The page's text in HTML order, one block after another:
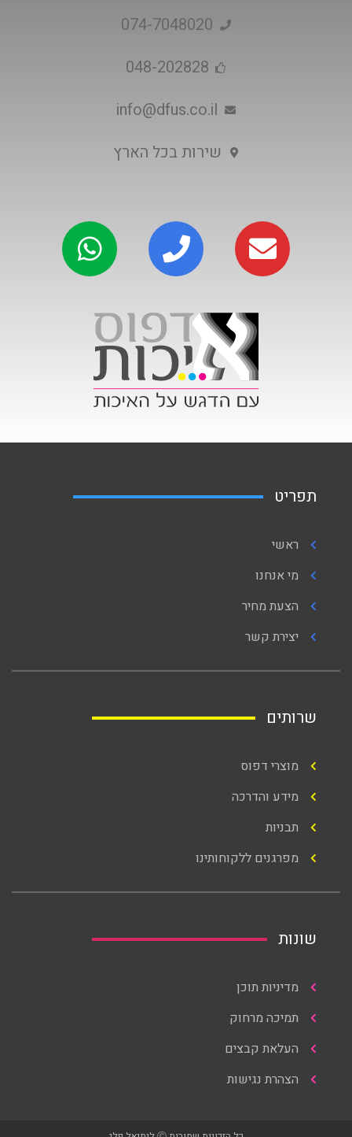
074-7048020
048-202828
info@dfus.co.il
שירות בכל הארץ
תפריט
ראשי
מי אנחנו
הצעת מחיר
יצירת קשר
שרותים
מוצרי דפוס
מידע והדרכה
תבניות
מפרגנים ללקוחותינו
שונות
מדיניות תוכן
תמיכה מרחוק
העלאת קבצים
הצהרת נגישות